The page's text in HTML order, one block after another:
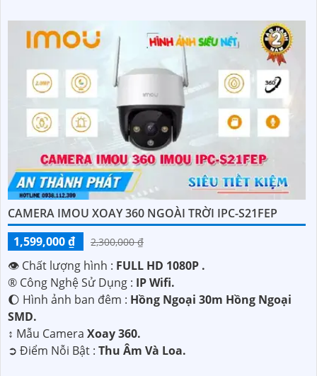
CAMERA IMOU XOAY 360 NGOÀI TRỜI IPC-S21FEP
1,599,000 ₫
2,300,000 ₫
👁 Chất lượng hình : FULL HD 1080P .
®️ Công Nghệ Sử Dụng : IP Wifi.
🌔 Hình ảnh ban đêm : Hồng Ngoại 30m Hồng Ngoại
SMD.
↕️ Mẫu Camera Xoay 360.
️➲ Điểm Nỗi Bật : Thu Âm Và Loa.